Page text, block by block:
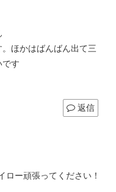
ほかはばんばん出て三
です
返信
ロー頑張ってください！